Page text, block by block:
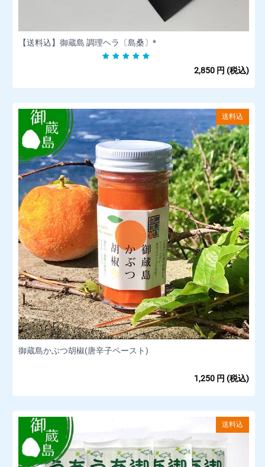
【送料込】御蔵島 調理ヘラ〔島桑〕*
2,850 円 (税込)
送料込
御蔵島かぶつ胡椒(唐辛子ペースト)
1,250 円 (税込)
送料込